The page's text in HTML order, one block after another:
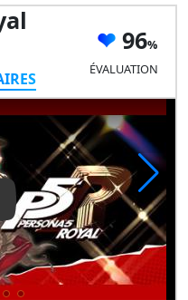
96
ÉVALUATION
Video: Persona 5 Royal